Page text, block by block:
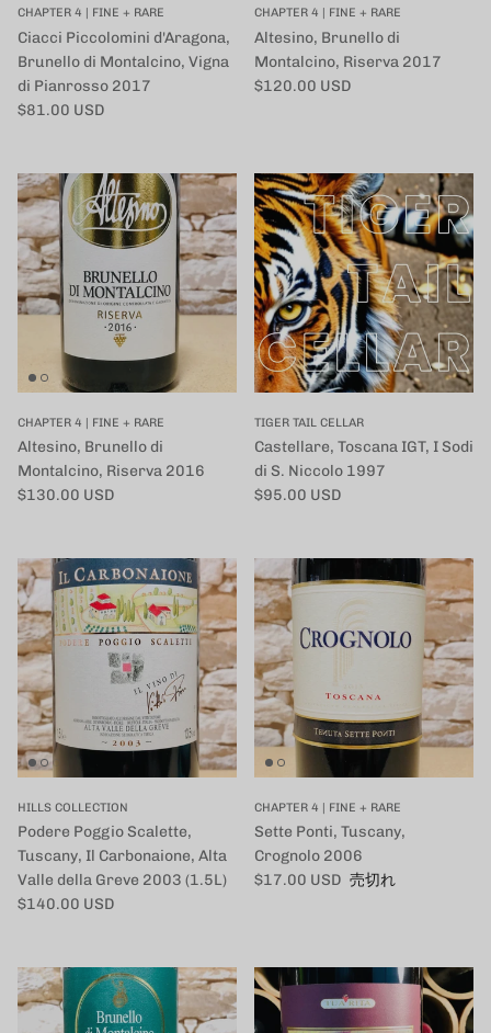
CHAPTER 4 | FINE + RARE
Ciacci Piccolomini d'Aragona,
Brunello di Montalcino, Vigna
di Pianrosso 2017
定価
$81.00 USD
CHAPTER 4 | FINE + RARE
Altesino, Brunello di
Montalcino, Riserva 2017
定価
$120.00 USD
CHAPTER 4 | FINE + RARE
Altesino, Brunello di
Montalcino, Riserva 2016
定価
$130.00 USD
TIGER TAIL CELLAR
Castellare, Toscana IGT, I Sodi
di S. Niccolo 1997
定価
$95.00 USD
HILLS COLLECTION
Podere Poggio Scalette,
Tuscany, Il Carbonaione, Alta
Valle della Greve 2003 (1.5L)
定価
$140.00 USD
CHAPTER 4 | FINE + RARE
Sette Ponti, Tuscany,
Crognolo 2006
定価
$17.00 USD 売切れ